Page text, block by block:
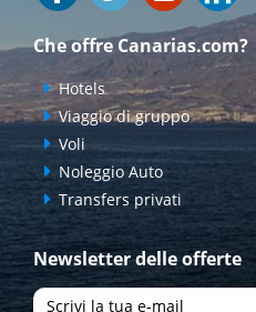
Che offre Canarias.com?
Hotels
Viaggio di gruppo
Voli
Noleggio Auto
Transfers privati
Newsletter delle offerte